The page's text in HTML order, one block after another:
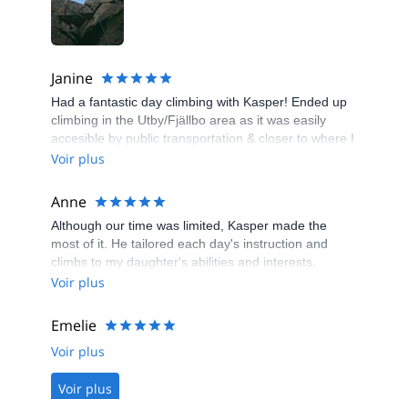
Janine
Had a fantastic day climbing with Kasper! Ended up
climbing in the Utby/Fjällbo area as it was easily
accesible by public transportation & closer to where I
was staying in Gothenburg. I'm so glad I got a
part of my trip to Sweden so far. Highly recommend!
Thanks!
Voir plus
Anne
Although our time was limited, Kasper made the
most of it. He tailored each day's instruction and
climbs to my daughter's abilities and interests,
encouraged her to challenge herself, and kept safety
Voir plus
Emelie
Voir plus
Voir plus